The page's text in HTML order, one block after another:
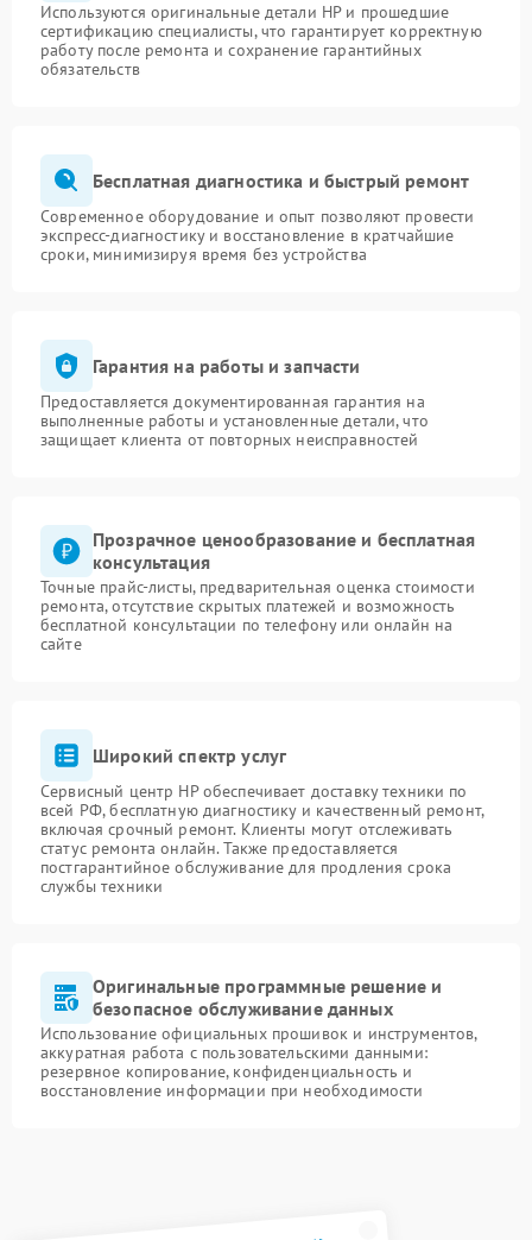
Используются оригинальные детали HP и прошедшие
сертификацию специалисты, что гарантирует корректную
работу после ремонта и сохранение гарантийных
обязательств
Бесплатная диагностика и быстрый ремонт
Современное оборудование и опыт позволяют провести
экспресс-диагностику и восстановление в кратчайшие
сроки, минимизируя время без устройства
Гарантия на работы и запчасти
Предоставляется документированная гарантия на
выполненные работы и установленные детали, что
защищает клиента от повторных неисправностей
Прозрачное ценообразование и бесплатная
консультация
Точные прайс-листы, предварительная оценка стоимости
ремонта, отсутствие скрытых платежей и возможность
бесплатной консультации по телефону или онлайн на
сайте
Широкий спектр услуг
Сервисный центр HP обеспечивает доставку техники по
всей РФ, бесплатную диагностику и качественный ремонт,
включая срочный ремонт. Клиенты могут отслеживать
статус ремонта онлайн. Также предоставляется
постгарантийное обслуживание для продления срока
службы техники
Оригинальные программные решение и
безопасное обслуживание данных
Использование официальных прошивок и инструментов,
аккуратная работа с пользовательскими данными:
резервное копирование, конфиденциальность и
восстановление информации при необходимости